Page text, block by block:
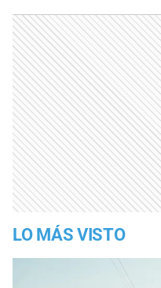
LO MÁS VISTO